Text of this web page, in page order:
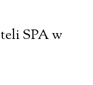
SPA w